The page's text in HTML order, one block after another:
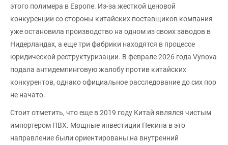
этого полимера в Европе. Из-за жесткой ценовой
конкуренции со стороны китайских поставщиков компания
уже остановила производство на одном из своих заводов в
Нидерландах, а еще три фабрики находятся в процессе
юридической реструктуризации. В феврале 2026 года Vynova
подала антидемпинговую жалобу против китайских
конкурентов, однако официальное расследование до сих пор
не начато.
Стоит отметить, что еще в 2019 году Китай являлся чистым
импортером ПВХ. Мощные инвестиции Пекина в это
направление были ориентированы на внутренний